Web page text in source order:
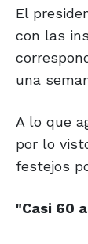
El
con las
una
A lo que
por lo
festejos
"Casi 60